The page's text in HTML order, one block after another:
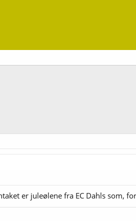
er juleølene fra EC Dahls som,